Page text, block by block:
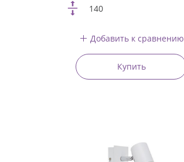
140
Добавить к сравнению
Купить